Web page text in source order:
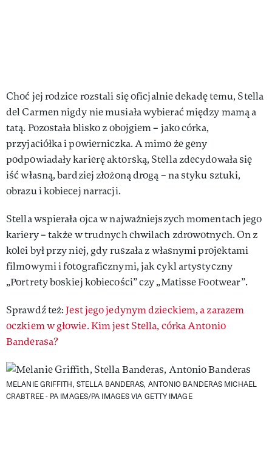
Choć jej rodzice rozstali się oficjalnie dekadę temu, Stella
del Carmen nigdy nie musiała wybierać między mamą a
tatą. Pozostała blisko z obojgiem – jako córka,
przyjaciółka i powierniczka. A mimo że geny
podpowiadały karierę aktorską, Stella zdecydowała się
iść własną, bardziej złożoną drogą – na styku sztuki,
obrazu i kobiecej narracji.
Stella wspierała ojca w najważniejszych momentach jego
kariery – także w trudnych chwilach zdrowotnych. On z
kolei był przy niej, gdy ruszała z własnymi projektami
filmowymi i fotograficznymi, jak cykl artystyczny
„Portrety boskiej kobiecości” czy „Matisse Footwear”.
Sprawdź też: Jest jego jedynym dzieckiem, a zarazem
oczkiem w głowie. Kim jest Stella, córka Antonio
Banderasa?
MELANIE GRIFFITH, STELLA BANDERAS, ANTONIO BANDERAS MICHAEL
CRABTREE - PA IMAGES/PA IMAGES VIA GETTY IMAGE